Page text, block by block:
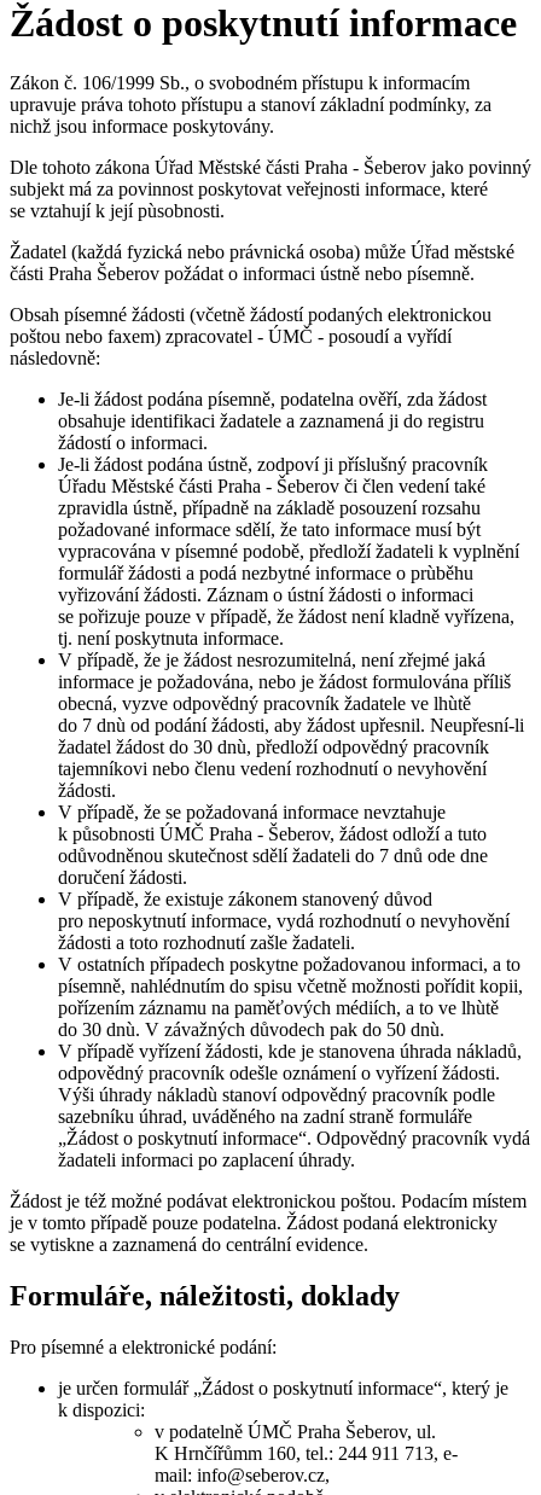
Žádost o poskytnutí informace
Zákon č. 106/1999 Sb., o svobodném přístupu k informacím
upravuje práva tohoto přístupu a stanoví základní podmínky, za
nichž jsou informace poskytovány.
Dle tohoto zákona Úřad Městské části Praha - Šeberov jako povinný
subjekt má za povinnost poskytovat veřejnosti informace, které
se vztahují k její pùsobnosti.
Žadatel (každá fyzická nebo právnická osoba) může Úřad městské
části Praha Šeberov požádat o informaci ústně nebo písemně.
Obsah písemné žádosti (včetně žádostí podaných elektronickou
poštou nebo faxem) zpracovatel - ÚMČ - posoudí a vyřídí
následovně:
Je-li žádost podána písemně, podatelna ověří, zda žádost
obsahuje identifikaci žadatele a zaznamená ji do registru
žádostí o informaci.
Je-li žádost podána ústně, zodpoví ji příslušný pracovník
Úřadu Městské části Praha - Šeberov či člen vedení také
zpravidla ústně, případně na základě posouzení rozsahu
požadované informace sdělí, že tato informace musí být
vypracována v písemné podobě, předloží žadateli k vyplnění
formulář žádosti a podá nezbytné informace o prùběhu
vyřizování žádosti. Záznam o ústní žádosti o informaci
se pořizuje pouze v případě, že žádost není kladně vyřízena,
tj. není poskytnuta informace.
V případě, že je žádost nesrozumitelná, není zřejmé jaká
informace je požadována, nebo je žádost formulována příliš
obecná, vyzve odpovědný pracovník žadatele ve lhùtě
do 7 dnù od podání žádosti, aby žádost upřesnil. Neupřesní-li
žadatel žádost do 30 dnù, předloží odpovědný pracovník
tajemníkovi nebo členu vedení rozhodnutí o nevyhovění
žádosti.
V případě, že se požadovaná informace nevztahuje
k působnosti ÚMČ Praha - Šeberov, žádost odloží a tuto
odůvodněnou skutečnost sdělí žadateli do 7 dnů ode dne
doručení žádosti.
V případě, že existuje zákonem stanovený důvod
pro neposkytnutí informace, vydá rozhodnutí o nevyhovění
žádosti a toto rozhodnutí zašle žadateli.
V ostatních případech poskytne požadovanou informaci, a to
písemně, nahlédnutím do spisu včetně možnosti pořídit kopii,
pořízením záznamu na paměťových médiích, a to ve lhùtě
do 30 dnù. V závažných důvodech pak do 50 dnù.
V případě vyřízení žádosti, kde je stanovena úhrada nákladů,
odpovědný pracovník odešle oznámení o vyřízení žádosti.
Výši úhrady nákladù stanoví odpovědný pracovník podle
sazebníku úhrad, uváděného na zadní straně formuláře
„Žádost o poskytnutí informace“. Odpovědný pracovník vydá
žadateli informaci po zaplacení úhrady.
Žádost je též možné podávat elektronickou poštou. Podacím místem
je v tomto případě pouze podatelna. Žádost podaná elektronicky
se vytiskne a zaznamená do centrální evidence.
Formuláře, náležitosti, doklady
Pro písemné a elektronické podání:
je určen formulář „Žádost o poskytnutí informace“, který je
k dispozici:
v podatelně ÚMČ Praha Šeberov, ul.
K Hrnčířůmm 160, tel.: 244 911 713, e-
mail: info@seberov.cz,